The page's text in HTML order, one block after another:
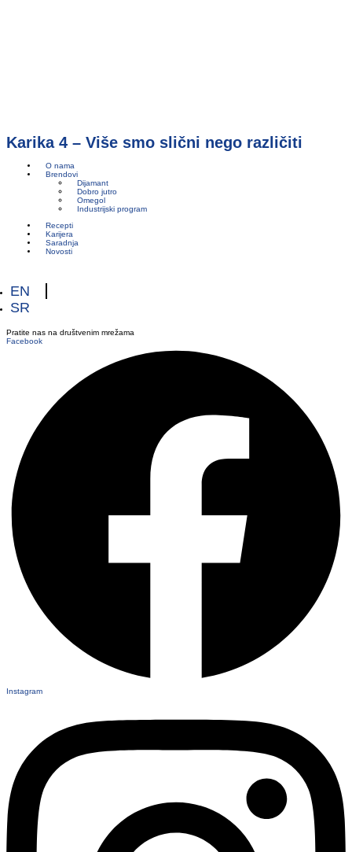
Karika 4 – Više smo slični nego različiti
O nama
Brendovi
Dijamant
Dobro jutro
Omegol
Industrijski program
Recepti
Karijera
Saradnja
Novosti
EN
SR
Pratite nas na društvenim mrežama
Facebook
Instagram